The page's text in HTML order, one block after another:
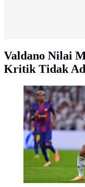
Valdano Nilai
Kritik Tidak
Kylian Mbappe
Ronald Araujo dari
Liga di Santiago
(AP Photo/Manu